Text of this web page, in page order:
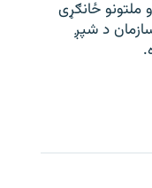
ملتونو ځانګړی
د شپږ